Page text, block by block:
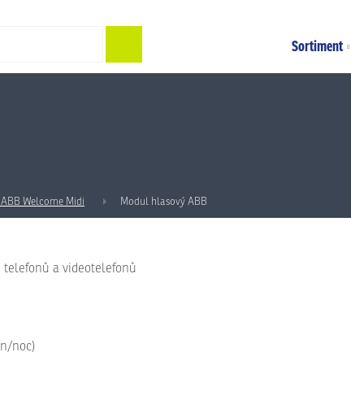
Sortiment
Welcome Midi Modul hlasový ABB
a videotelefonů
noc)